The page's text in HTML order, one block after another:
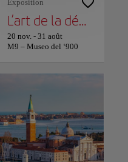
Exposition
L’art de la démocratie : M9 consacre une grande exposition à Sandro Pertini
20 nov. - 31 août
M9 – Museo del ‘900